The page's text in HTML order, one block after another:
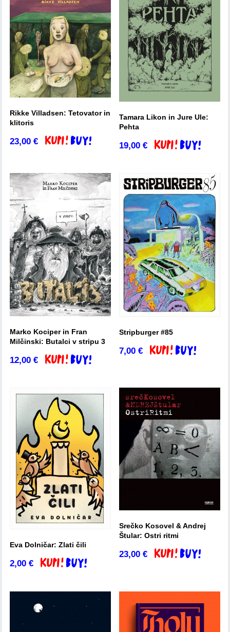
Rikke Villadsen: Tetovator in
klitoris
23,00€ Dodaj v košarico
Tamara Likon in Jure Ule:
Pehta
19,00€ Dodaj v košarico
Marko Kociper in Fran
Milčinski: Butalci v stripu 3
12,00€ Dodaj v košarico
Stripburger #85
7,00€ Dodaj v košarico
Eva Dolničar: Zlati čili
2,00€ Dodaj v košarico
Srečko Kosovel & Andrej
Štular: Ostri ritmi
23,00€ Dodaj v košarico